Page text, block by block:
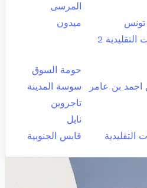
المرسى
تونس
ميدون
شركة الفاطميين للصناعات التقليدية 2
حومة السوق
احمد بن عامر
سوسة المدينة
تاجروين
نابل
قابس الجنوبية